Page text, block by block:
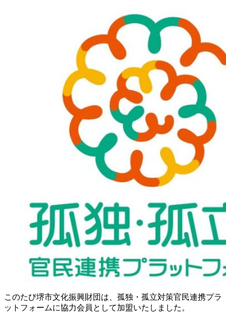
このたび堺市文化振興財団は、孤独・孤立対策官民連携プラ
ットフォームに協力会員として加盟いたしました。